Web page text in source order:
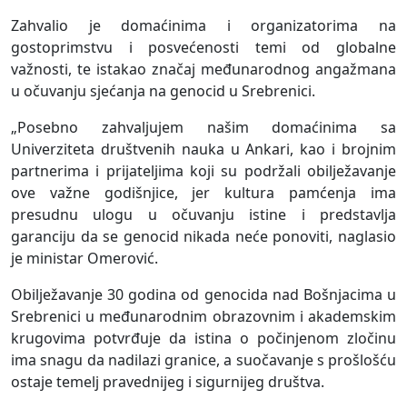
Zahvalio je domaćinima i organizatorima na
gostoprimstvu i posvećenosti temi od globalne
važnosti, te istakao značaj međunarodnog angažmana
u očuvanju sjećanja na genocid u Srebrenici.
„Posebno zahvaljujem našim domaćinima sa
Univerziteta društvenih nauka u Ankari, kao i brojnim
partnerima i prijateljima koji su podržali obilježavanje
ove važne godišnjice, jer kultura pamćenja ima
presudnu ulogu u očuvanju istine i predstavlja
garanciju da se genocid nikada neće ponoviti, naglasio
je ministar Omerović.
Obilježavanje 30 godina od genocida nad Bošnjacima u
Srebrenici u međunarodnim obrazovnim i akademskim
krugovima potvrđuje da istina o počinjenom zločinu
ima snagu da nadilazi granice, a suočavanje s prošlošću
ostaje temelj pravednijeg i sigurnijeg društva.